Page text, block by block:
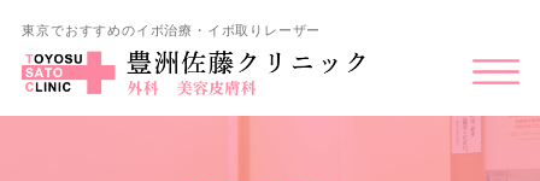
東京でおすすめのイボ治療・イボ取りレーザー